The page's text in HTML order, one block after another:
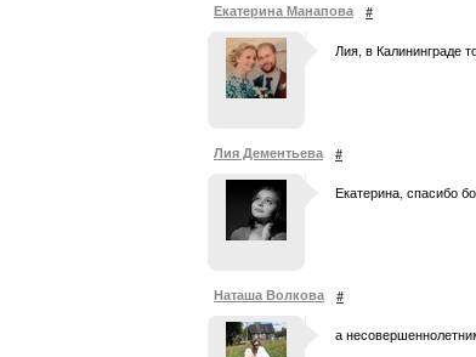
Екатерина Манапова #
Лия, в Калининграде
Лия Дементьева #
Екатерина, спасибо
Наташа Волкова #
а